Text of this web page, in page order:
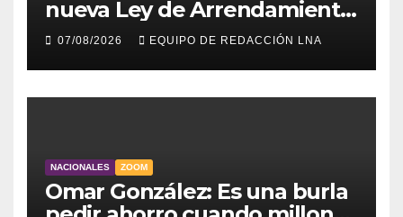
nueva Ley de Arrendamiento
para atender a familias
damnificadas
07/08/2026 EQUIPO DE REDACCIÓN LNA
NACIONALES ZOOM
Omar González: Es una burla